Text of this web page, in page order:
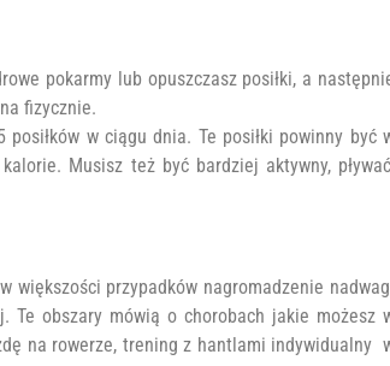
pokarmy lub opuszczasz posiłki, a
fizycznie.
w ciągu dnia. Te posiłki powinny być
Musisz też być bardziej aktywny,
większości przypadków nagromadzenie
Te obszary mówią o chorobach jakie możesz
na rowerze, trening z hantlami indywidualny